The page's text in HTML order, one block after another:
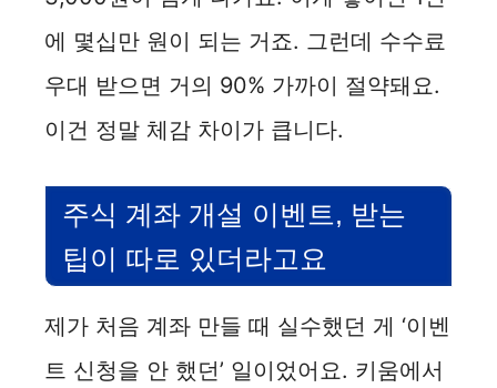
에 몇십만 원이 되는 거죠. 그런데 수수료
우대 받으면 거의 90% 가까이 절약돼요.
이건 정말 체감 차이가 큽니다.
주식 계좌 개설 이벤트, 받는
팁이 따로 있더라고요
제가 처음 계좌 만들 때 실수했던 게 ‘이벤
트 신청을 안 했던’ 일이었어요. 키움에서